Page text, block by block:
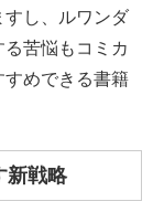
し、ルワンダ
苦悩もコミカ
すめできる書籍
新戦略